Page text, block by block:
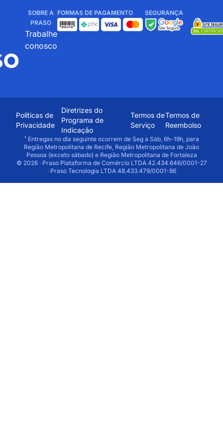
SOBRE A
PRASO
Trabalhe
conosco
FORMAS DE PAGAMENTO SEGURANÇA
Políticas de
Privacidade
Diretrizes do
Programa de
Indicação
Termos de
Serviço
Termos de
Reembolso
¹ Entregas no dia seguinte ocorrem de Seg a Sáb, 6h-19h, para
Região Metropolitana de Recife, Região Metropolitana de João
Pessoa (exceto sábado) e Região Metropolitana de Fortaleza
© 2026 · Praso Plataforma de Comércio LTDA 42.434.646/0001-27
· Praso Tecnologia LTDA 48.433.479/0001-86